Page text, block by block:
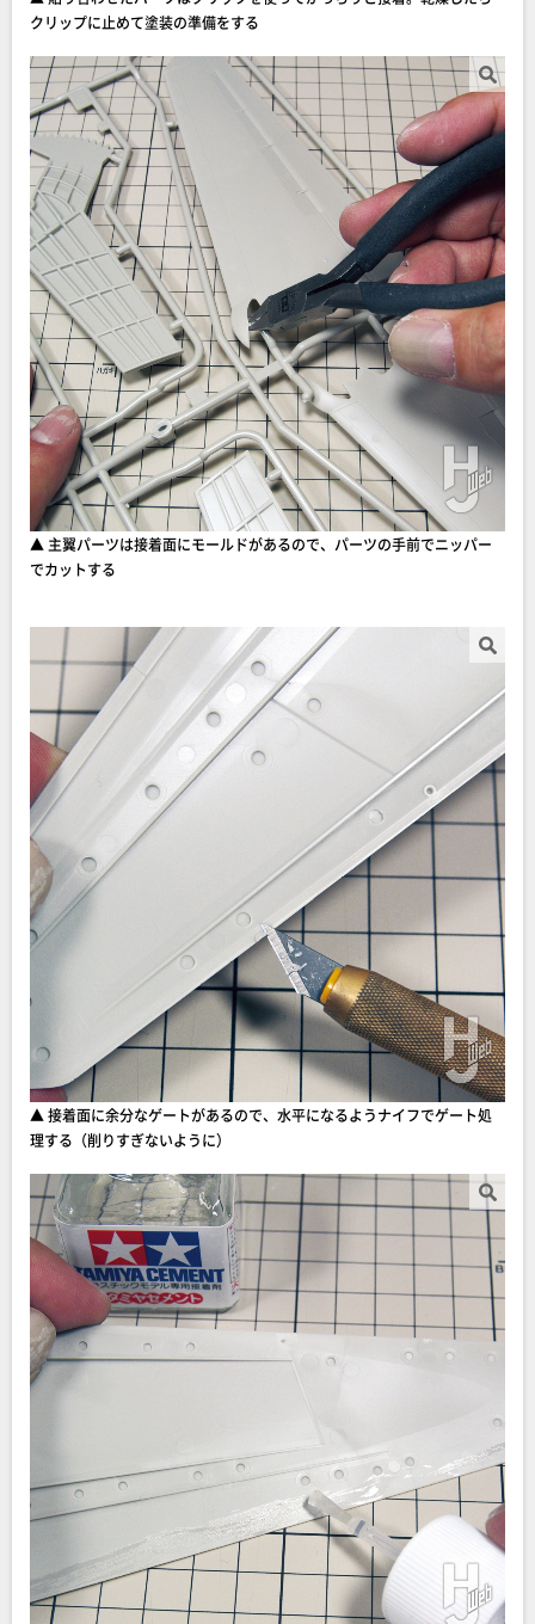
クリップに止めて塗装の準備をする
▲ 主翼パーツは接着面にモールドがあるので、パーツの手前でニッパー
でカットする
▲ 接着面に余分なゲートがあるので、水平になるようナイフでゲート処
理する（削りすぎないように）